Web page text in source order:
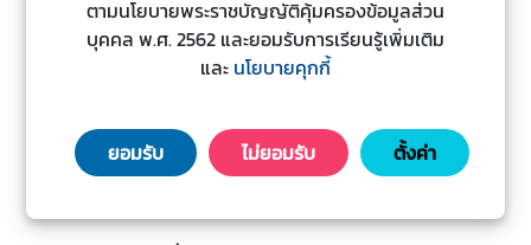
ไ
รัฐบาลแห่งราชอาณาจักรไทยกับรัฐบาลแห่งราชอาณาจักร
กัมพูชาว่าด้วยพื้นที่ที่ไทยและกัมพูชาอ้างสิทธิในไหล่ทวีป
ทับซ้อนกัน (MoU 2544) ให้แล้วเสร็จโดยเร็ว
๙.๓ แก้ไขปัญหาสามจังหวัดชายแดนภาคใต้โดย
น้อมนำแนวพระราชดำริ “เข้าใจ เข้าถึง พัฒนา” เป็นหลัก
ในการดำเนินการ เพื่อนำสันติสุขที่ยั่งยืนกลับคืนสู่พื้นที่
ตามนโยบายพระราชบัญญัติคุ้มครองข้อมูลส่วน
บุคคล พ.ศ. 2562 และยอมรับการเรียนรู้เพิ่มเติม
และ นโยบายคุกกี้
ยอมรับ ไม่ยอมรับ ตั้งค่า